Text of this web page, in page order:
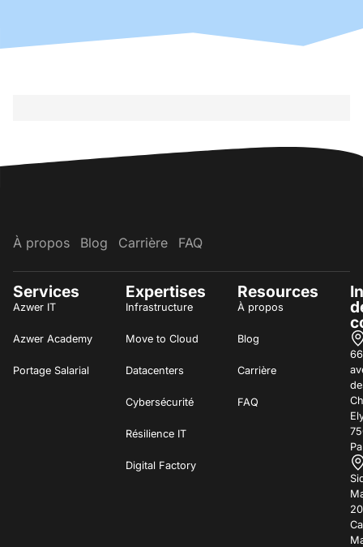
À propos Blog Carrière FAQ
Services
Azwer IT
Azwer Academy
Portage Salarial
Expertises
Infrastructure
Move to Cloud
Datacenters
Cybersécurité
Résilience IT
Digital Factory
Resources
À propos
Blog
Carrière
FAQ
66